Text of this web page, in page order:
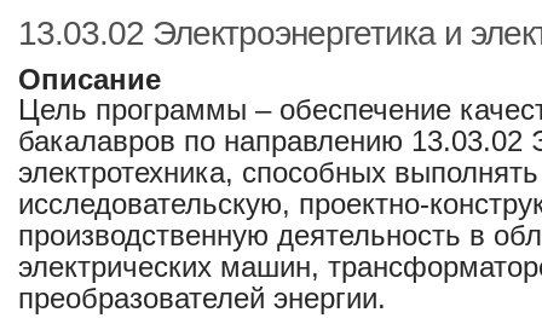
13.03.02 Электроэнергетика и
Описание
Цель программы – обеспечение
бакалавров по направлению 13.03.02
электротехника, способных
исследовательскую, проектно-
производственную деятельность в
электрических машин,
преобразователей энергии.